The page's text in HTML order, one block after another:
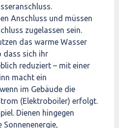
Anschluss und müssen
zugelassen sein.
das warme Wasser
dass sich ihr
reduziert – mit einer
macht ein
im Gebäude die
(Elektroboiler) erfolgt.
Dienen hingegen
Sonnenenergie,